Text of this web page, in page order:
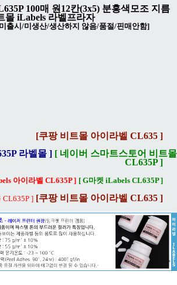
100매 원12칸(3x5) 분홍색모조 지름
몰 iLabels 라벨프라자
출시/미생산/생산하지 않음/품절/핀매안함]
[쿠팡 비트몰 아이라벨 CL635 ]
라벨몰 ] [ 네이버 스마트스토어 비트몰
CL635P ]
아이라벨 CL635P ] [ G마켓 iLabels CL635P ]
CL635P ] [쿠팡 비트몰 아이라벨 CL635 ]